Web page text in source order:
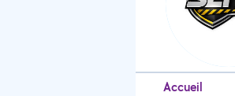
Accueil